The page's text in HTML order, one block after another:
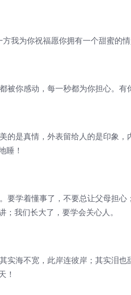
我为你祝福愿你拥有一个甜蜜的情
被你感动，每一秒都为你担心。有
的是真情，外表留给人的是印象
睡！
要学着懂事了，不要总让父母担
我们长大了，要学会关心人。
实海不宽，此岸连彼岸；其实泪
！